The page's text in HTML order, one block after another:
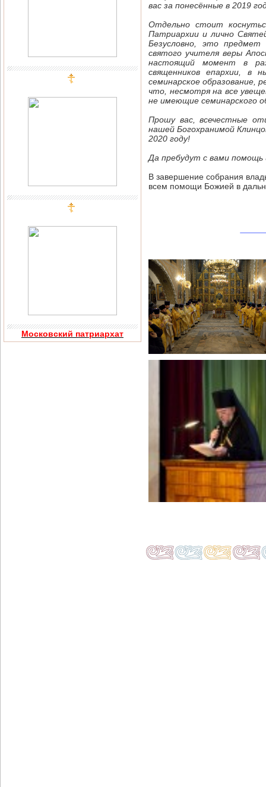
Московский патриархат
вас за понесённые в 2019
Отдельно стоит
Патриархии и лично
Безусловно, это
святого учителя веры
настоящий момент в
священников епархии, в
семинарское образование,
что, несмотря на все
не имеющие семинарского
Прошу вас, всечестные
нашей Богохранимой
2020 году!
Да пребудут с вами помощь
В завершение собрания
всем помощи Божией в